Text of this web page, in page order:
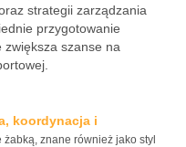
strategii zarządzania
przygotowanie
szanse na
koordynacja i
żabką, znane również jako styl